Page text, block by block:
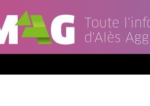
Toute
d'Alès